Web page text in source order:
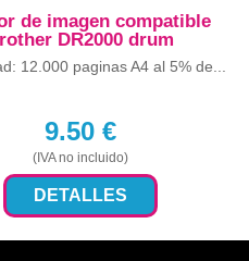
de imagen compatible
DR2000 drum
12.000 paginas A4 al 5% de...
9.50€
(IVA no incluido)
DETALLES